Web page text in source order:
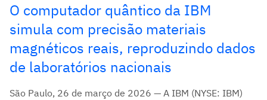
O computador quântico da IBM
simula com precisão materiais
magnéticos reais, reproduzindo dados
de laboratórios nacionais
São Paulo, 26 de março de 2026 — A IBM (NYSE: IBM)